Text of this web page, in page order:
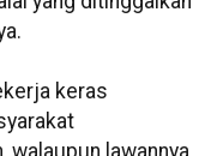
keras